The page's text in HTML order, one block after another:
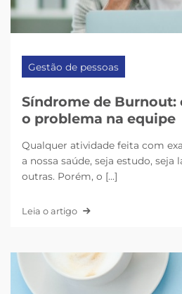
Gestão de pessoas
Síndrome de
o problema na equipe
Qualquer atividade feita com
a nossa saúde, seja estudo, seja
outras. Porém, o [...]
Leia o artigo